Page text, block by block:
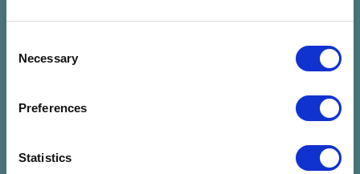
Selection
Necessary
Preferences
Statistics
Nincs találat a
megadott
szűrésre